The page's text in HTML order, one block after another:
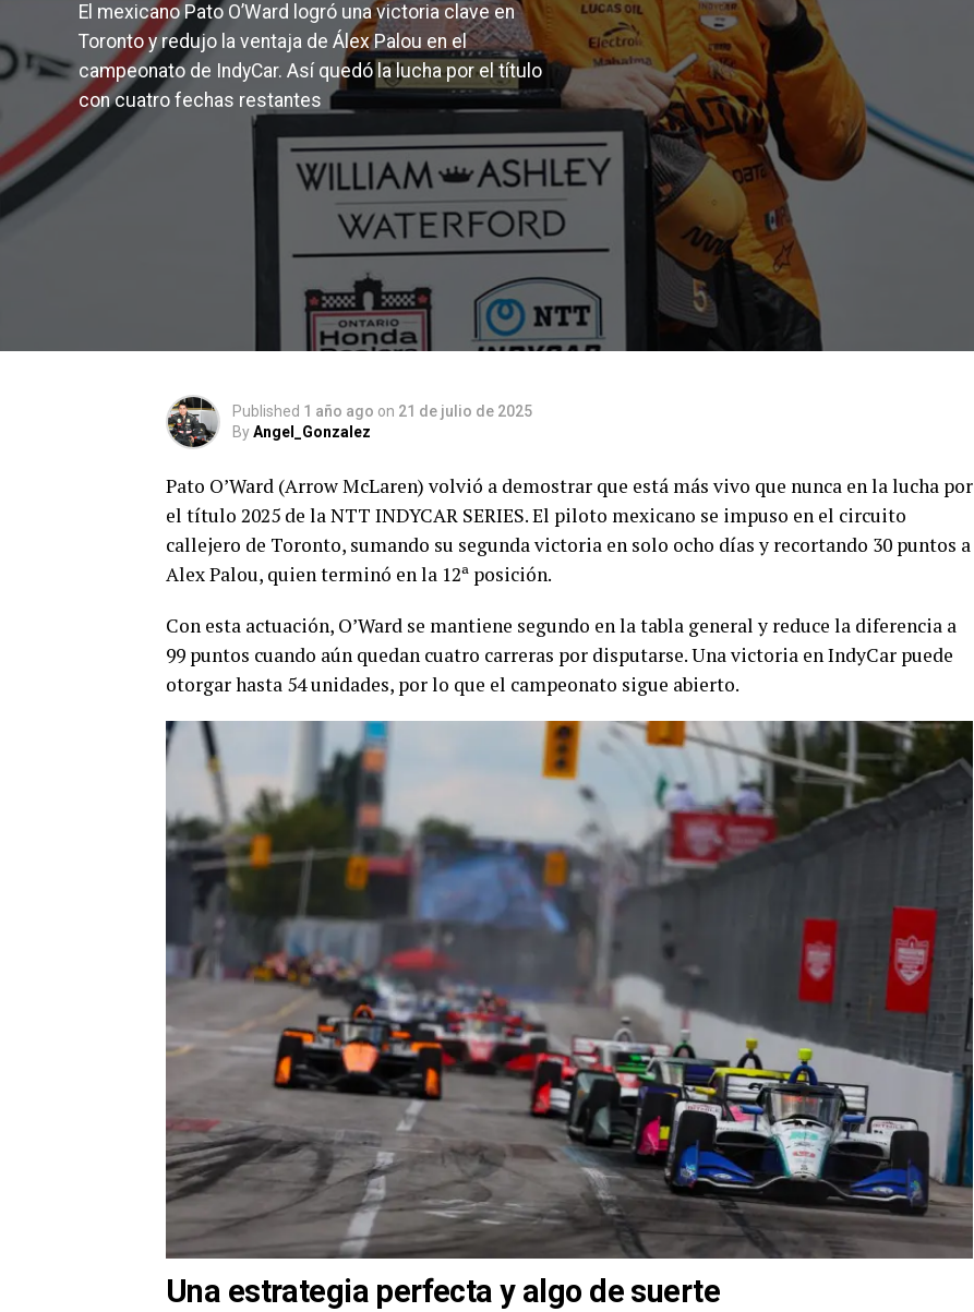
El mexicano Pato O’Ward logró una victoria clave en
Toronto y redujo la ventaja de Álex Palou en el
campeonato de IndyCar. Así quedó la lucha por el título
con cuatro fechas restantes
Published 1 año ago on 21 de julio de 2025
ByAngel_Gonzalez
Pato O’Ward (Arrow McLaren) volvió a demostrar que está más vivo que nunca en la lucha por
el título 2025 de la NTT INDYCAR SERIES. El piloto mexicano se impuso en el circuito
callejero de Toronto, sumando su segunda victoria en solo ocho días y recortando 30 puntos a
Alex Palou, quien terminó en la 12ª posición.
Con esta actuación, O’Ward se mantiene segundo en la tabla general y reduce la diferencia a
99 puntos cuando aún quedan cuatro carreras por disputarse. Una victoria en IndyCar puede
otorgar hasta 54 unidades, por lo que el campeonato sigue abierto.
Una estrategia perfecta y algo de suerte